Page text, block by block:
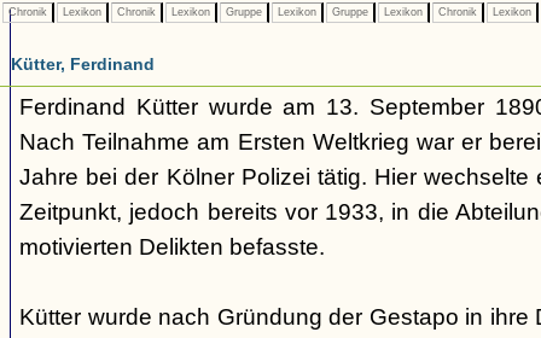
Chronik Lexikon Chronik Lexikon Gruppe Lexikon Gruppe Lexikon Chronik Lexikon
Kütter, Ferdinand
Ferdinand Kütter wurde am 13. September
Nach Teilnahme am Ersten Weltkrieg war er
Jahre bei der Kölner Polizei tätig. Hier
Zeitpunkt, jedoch bereits vor 1933, in die
motivierten Delikten befasste.
Kütter wurde nach Gründung der Gestapo in ihre